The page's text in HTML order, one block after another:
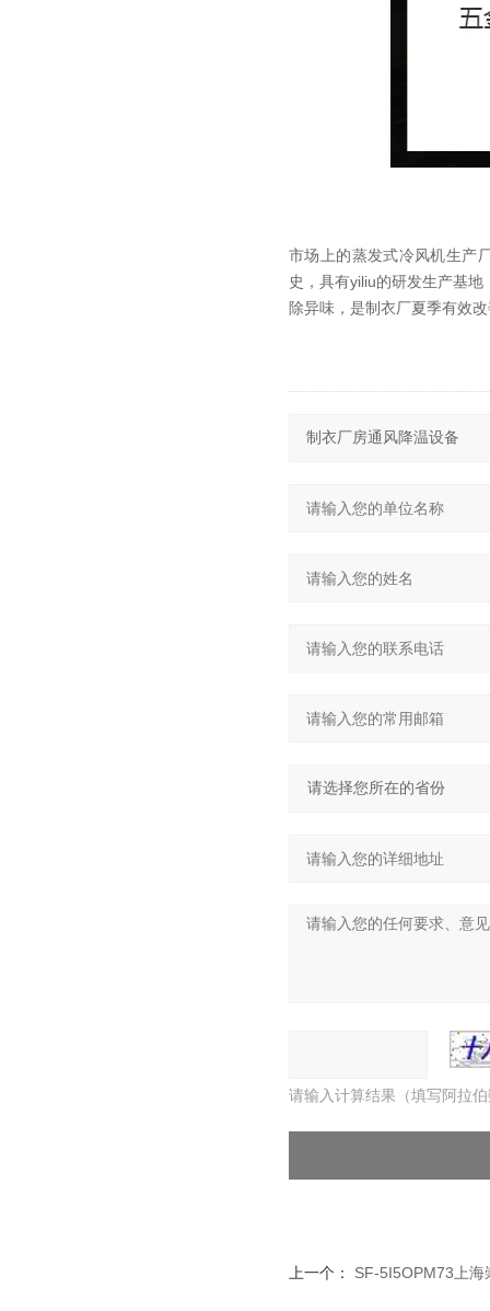
市场上的蒸发式冷风机生产
史，具有yiliu的研发生产基地
除异味，是制衣厂夏季有效
请输入计算结果（填写阿拉
上一个： SF-5I5OPM73上